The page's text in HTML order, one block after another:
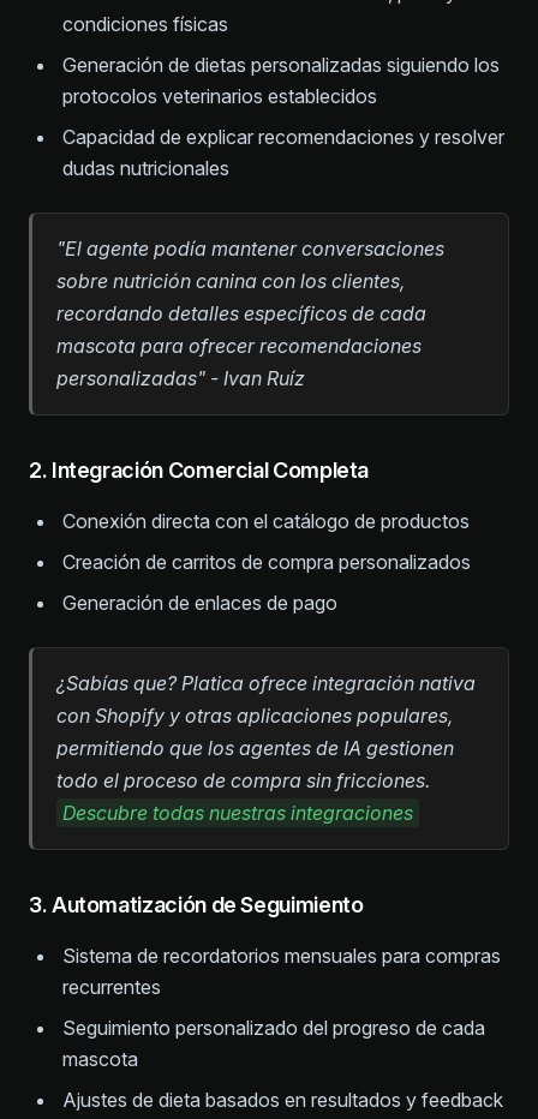
condiciones físicas
Generación de dietas personalizadas siguiendo los
protocolos veterinarios establecidos
Capacidad de explicar recomendaciones y resolver
dudas nutricionales
"El agente podía mantener conversaciones
sobre nutrición canina con los clientes,
recordando detalles específicos de cada
mascota para ofrecer recomendaciones
personalizadas" - Ivan Ruíz
2. Integración Comercial Completa
Conexión directa con el catálogo de productos
Creación de carritos de compra personalizados
Generación de enlaces de pago
¿Sabías que? Platica ofrece integración nativa
con Shopify y otras aplicaciones populares,
permitiendo que los agentes de IA gestionen
todo el proceso de compra sin fricciones.
Descubre todas nuestras integraciones
3. Automatización de Seguimiento
Sistema de recordatorios mensuales para compras
recurrentes
Seguimiento personalizado del progreso de cada
mascota
Ajustes de dieta basados en resultados y feedback